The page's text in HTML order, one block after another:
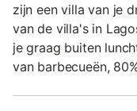
zijn een villa van je
van de villa's in
je graag buiten
van barbecueën,